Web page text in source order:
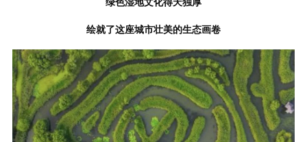
绘就了这座城市壮美的生态画卷